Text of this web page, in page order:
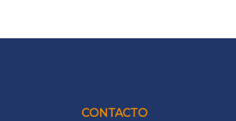
CONTACTO